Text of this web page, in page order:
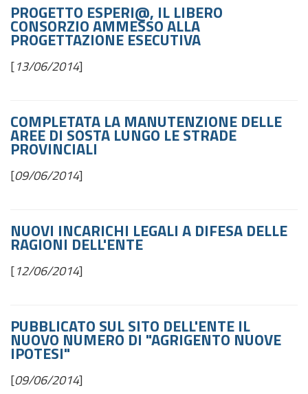
PROGETTO ESPERI@, IL LIBERO
CONSORZIO AMMESSO ALLA
PROGETTAZIONE ESECUTIVA
[13/06/2014]
COMPLETATA LA MANUTENZIONE DELLE
AREE DI SOSTA LUNGO LE STRADE
PROVINCIALI
[09/06/2014]
NUOVI INCARICHI LEGALI A DIFESA DELLE
RAGIONI DELL'ENTE
[12/06/2014]
PUBBLICATO SUL SITO DELL'ENTE IL
NUOVO NUMERO DI "AGRIGENTO NUOVE
IPOTESI"
[09/06/2014]